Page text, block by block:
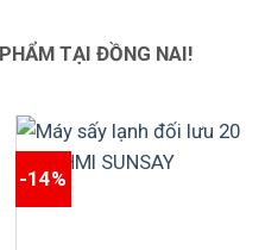
TẠI ĐỒNG NAI!
-14%